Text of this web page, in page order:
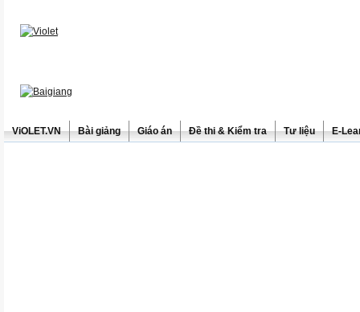
ViOLET.VN Bài giảng Giáo án Đề thi & Kiểm tra Tư liệu E-